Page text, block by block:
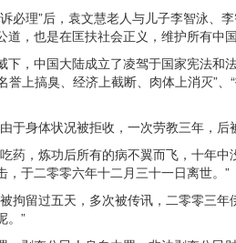
必理”后，袁文慧老人与儿子李智泳
，也是在匡扶社会正义，维护所有中
，中国大陆成立了凌驾于国家宪法
誉上搞臭、经济上截断、肉体上消灭
于身体状况被拒收，一次劳教三年，
药，炼功后所有的病不翼而飞，十年
于二零零六年十二月三十一日离世。”
拘留过五天，多次被传讯，二零零三
。”